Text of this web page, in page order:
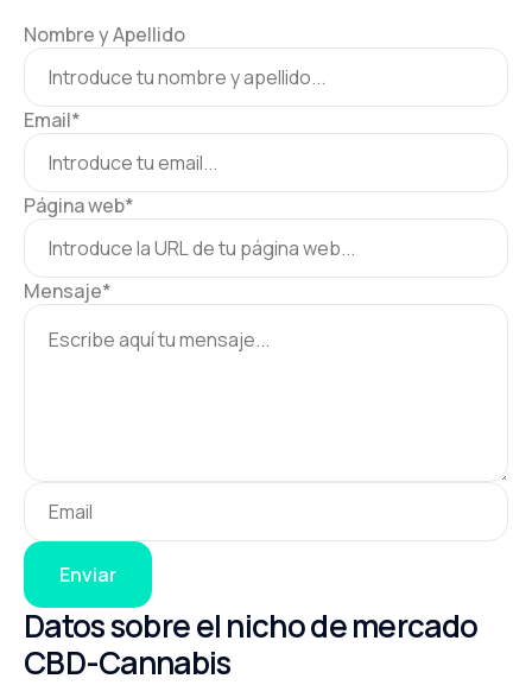
Nombre y Apellido
Email*
Página web*
Mensaje*
Enviar
Datos sobre el nicho de mercado
CBD-Cannabis